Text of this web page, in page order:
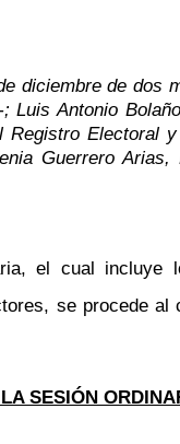
diciembre de dos
Luis Antonio
Registro Electoral
Guerrero
el cual incluye
se procede al
SESIÓN